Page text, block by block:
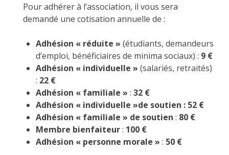
Pour adhérer à l’association, il vous sera
demandé une cotisation annuelle de :
Adhésion « réduite » (étudiants, demandeurs
d’emploi, bénéficiaires de minima sociaux) : 9 €
Adhésion « individuelle » (salariés, retraités)
: 22 €
Adhésion « familiale » : 32 €
Adhésion « individuelle »de soutien : 52 €
Adhésion « familiale » de soutien : 80 €
Membre bienfaiteur: 100 €
Adhésion « personne morale » : 50 €